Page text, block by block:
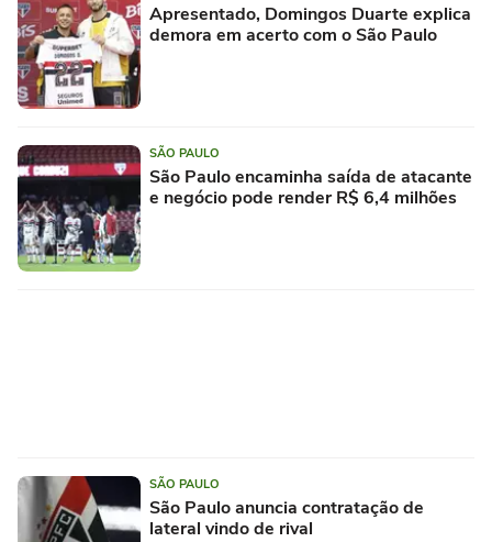
Apresentado, Domingos Duarte explica
demora em acerto com o São Paulo
SÃO PAULO
São Paulo encaminha saída de atacante
e negócio pode render R$ 6,4 milhões
SÃO PAULO
São Paulo anuncia contratação de
lateral vindo de rival